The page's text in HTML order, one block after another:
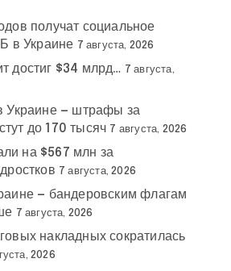
получат социальное
в Украине 7 августа, 2026
достиг $34 млрд… 7 августа,
Украине — штрафы за
до 170 тысяч 7 августа, 2026
на $567 млн за
7 августа, 2026
— бандеровским флагам
7 августа, 2026
накладных сократилась
2026